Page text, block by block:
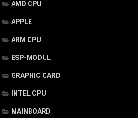
AMD CPU
APPLE
ARM CPU
ESP-MODUL
GRAPHIC CARD
INTEL CPU
MAINBOARD